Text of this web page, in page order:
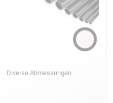
Diverse Abmessungen